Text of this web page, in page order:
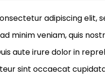
adipiscing elit,
minim veniam, quis
aute irure dolor in
sint occaecat